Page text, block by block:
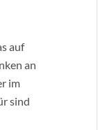
auf
an
im
sind